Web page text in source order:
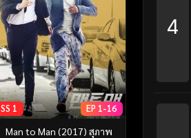
SS 1 EP 1-16
Man to Man (2017) สุภาพ
4